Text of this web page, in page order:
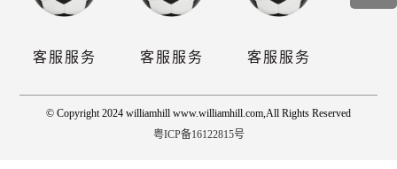
客服服务 客服服务 客服服务
© Copyright 2024 williamhill www.williamhill.com,All Rights Reserved
粤ICP备16122815号